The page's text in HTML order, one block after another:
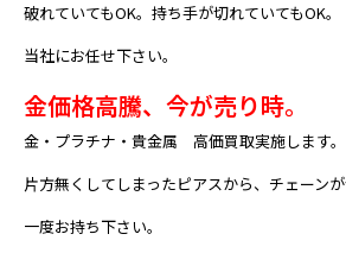
破れていてもOK。持ち手が切れていてもOK。
当社にお任せ下さい。
金価格高騰、 今が売り時。
金・プラチナ・貴金属 高価買取実施します。
片方無くしてしまったピアスから、チェーンが
一度お持ち下さい。